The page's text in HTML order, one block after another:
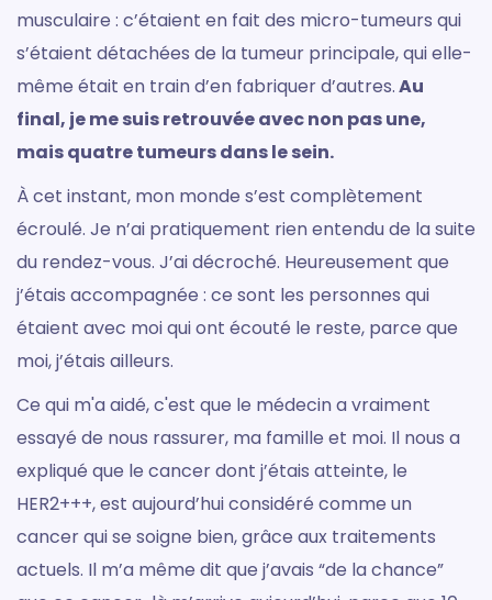
musculaire : c’étaient en fait des micro-tumeurs qui
s’étaient détachées de la tumeur principale, qui elle-
même était en train d’en fabriquer d’autres.Au
final, je me suis retrouvée avec non pas une,
mais quatre tumeurs dans le sein.
À cet instant, mon monde s’est complètement
écroulé. Je n’ai pratiquement rien entendu de la suite
du rendez-vous. J’ai décroché. Heureusement que
j’étais accompagnée : ce sont les personnes qui
étaient avec moi qui ont écouté le reste, parce que
moi, j’étais ailleurs.
Ce qui m'a aidé, c'est que le médecin a vraiment
essayé de nous rassurer, ma famille et moi. Il nous a
expliqué que le cancer dont j’étais atteinte, le
HER2+++, est aujourd’hui considéré comme un
cancer qui se soigne bien, grâce aux traitements
actuels. Il m’a même dit que j’avais “de la chance”